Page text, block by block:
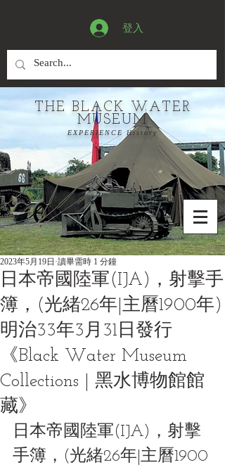
登入
THE BLACK WATER
MUSEUM
EXPERIENCE History
日本帝國陸軍(IJA)，射擊手
簿，(光緒26年|主曆1900年)
明治33年3月31日發行
《Black Water Museum
Collections | 黑水博物館館
藏》
2023年5月19日 讀畢需時 1 分鐘
日本帝國陸軍(IJA)，射擊
手簿，(光緒26年|主曆1900